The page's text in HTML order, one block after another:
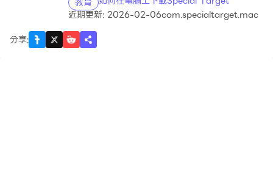
近期更新: 2026-02-06com.specialtarget.mac
分享: